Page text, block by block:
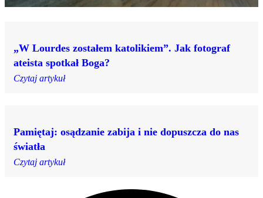
„W Lourdes zostałem katolikiem”. Jak fotograf
ateista spotkał Boga?
Czytaj artykuł
Pamiętaj: osądzanie zabija i nie dopuszcza do nas
światła
Czytaj artykuł